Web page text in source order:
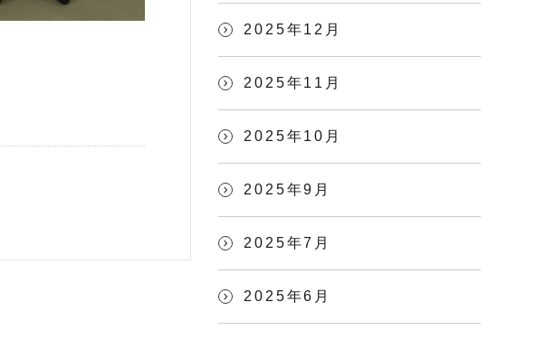
2025年12月
2025年11月
2025年10月
2025年9月
2025年7月
2025年6月